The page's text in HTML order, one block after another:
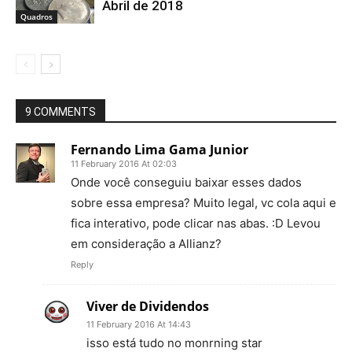
Quadros
Abril de 2018
9 COMMENTS
Fernando Lima Gama Junior
11 February 2016 At 02:03
Onde você conseguiu baixar esses dados
sobre essa empresa? Muito legal, vc cola aqui e
fica interativo, pode clicar nas abas. :D Levou
em consideração a Allianz?
Reply
Viver de Dividendos
11 February 2016 At 14:43
isso está tudo no monrning star